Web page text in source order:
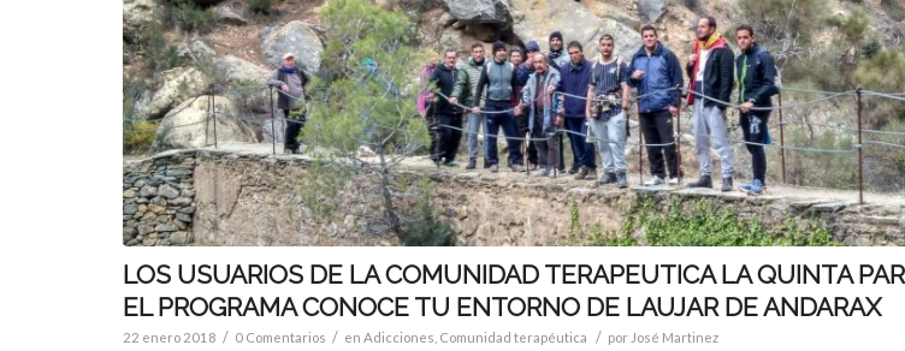
LOS USUARIOS DE LA COMUNIDAD TERAPEUTICA LA QUINTA
EL PROGRAMA CONOCE TU ENTORNO DE LAUJAR DE ANDARAX
22 enero 2018 / 0 Comentarios / en Adicciones Comunidad terapéutica / por José Martinez